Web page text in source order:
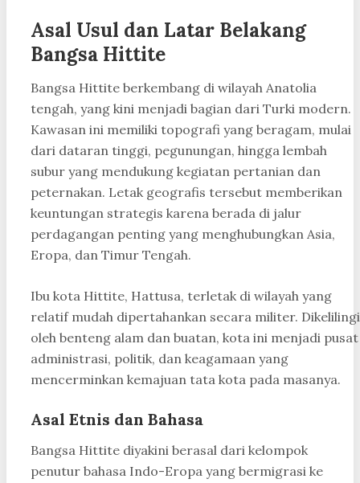
Asal Usul dan Latar Belakang
Bangsa Hittite
Bangsa Hittite berkembang di wilayah Anatolia
tengah, yang kini menjadi bagian dari Turki modern.
Kawasan ini memiliki topografi yang beragam, mulai
dari dataran tinggi, pegunungan, hingga lembah
subur yang mendukung kegiatan pertanian dan
peternakan. Letak geografis tersebut memberikan
keuntungan strategis karena berada di jalur
perdagangan penting yang menghubungkan Asia,
Eropa, dan Timur Tengah.
Ibu kota Hittite, Hattusa, terletak di wilayah yang
relatif mudah dipertahankan secara militer. Dikelilingi
oleh benteng alam dan buatan, kota ini menjadi pusat
administrasi, politik, dan keagamaan yang
mencerminkan kemajuan tata kota pada masanya.
Asal Etnis dan Bahasa
Bangsa Hittite diyakini berasal dari kelompok
penutur bahasa Indo-Eropa yang bermigrasi ke